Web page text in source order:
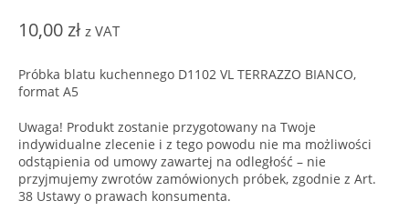
10,00zł z VAT
Próbka blatu kuchennego D1102 VL TERRAZZO BIANCO,
format A5
Uwaga! Produkt zostanie przygotowany na Twoje
indywidualne zlecenie i z tego powodu nie ma możliwości
odstąpienia od umowy zawartej na odległość – nie
przyjmujemy zwrotów zamówionych próbek, zgodnie z Art.
38 Ustawy o prawach konsumenta.